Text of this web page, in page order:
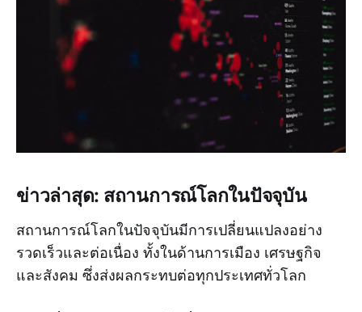
ข่าวล่าสุด: สถานการณ์โลกในปัจจุบัน
สถานการณ์โลกในปัจจุบันมีการเปลี่ยนแปลงอย่าง
รวดเร็วและต่อเนื่อง ทั้งในด้านการเมือง เศรษฐกิจ
และสังคม ซึ่งส่งผลกระทบต่อทุกประเทศทั่วโลก